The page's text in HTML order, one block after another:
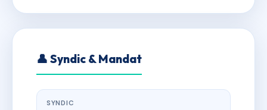
👤 Syndic & Mandat
SYNDIC